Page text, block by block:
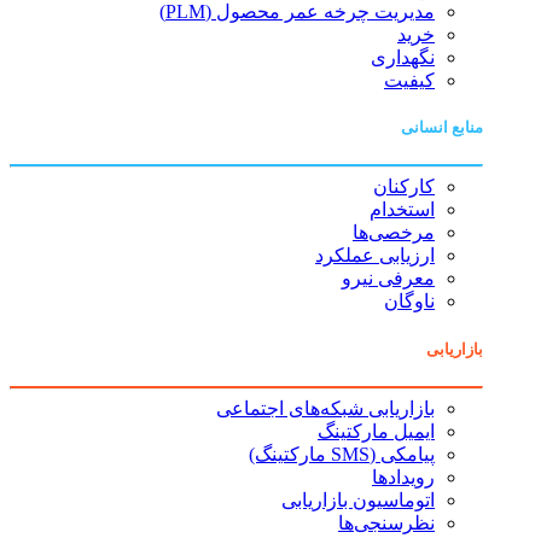
مدیریت چرخه عمر محصول (PLM)
خرید
نگهداری
کیفیت
منابع انسانی
کارکنان
استخدام
مرخصی‌ها
ارزیابی عملکرد
معرفی نیرو
ناوگان
بازاریابی
بازاریابی شبکه‌های اجتماعی
ایمیل مارکتینگ
پیامکی (SMS مارکتینگ)
رویدادها
اتوماسیون بازاریابی
نظرسنجی‌ها